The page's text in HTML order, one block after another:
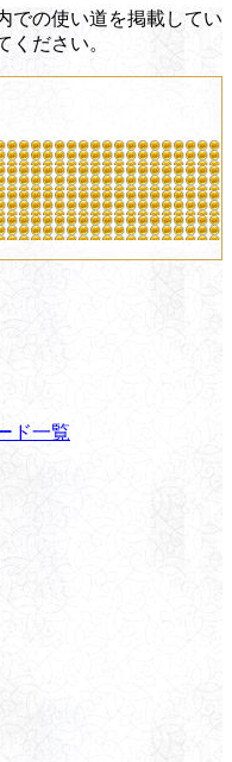
での使い道を掲載してい
ください。
ド一覧